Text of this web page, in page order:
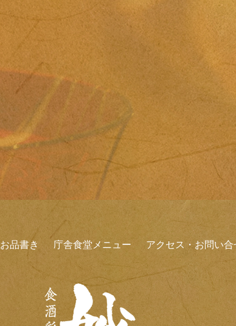
お品書き 庁舎食堂メニュー アクセス・お問い合